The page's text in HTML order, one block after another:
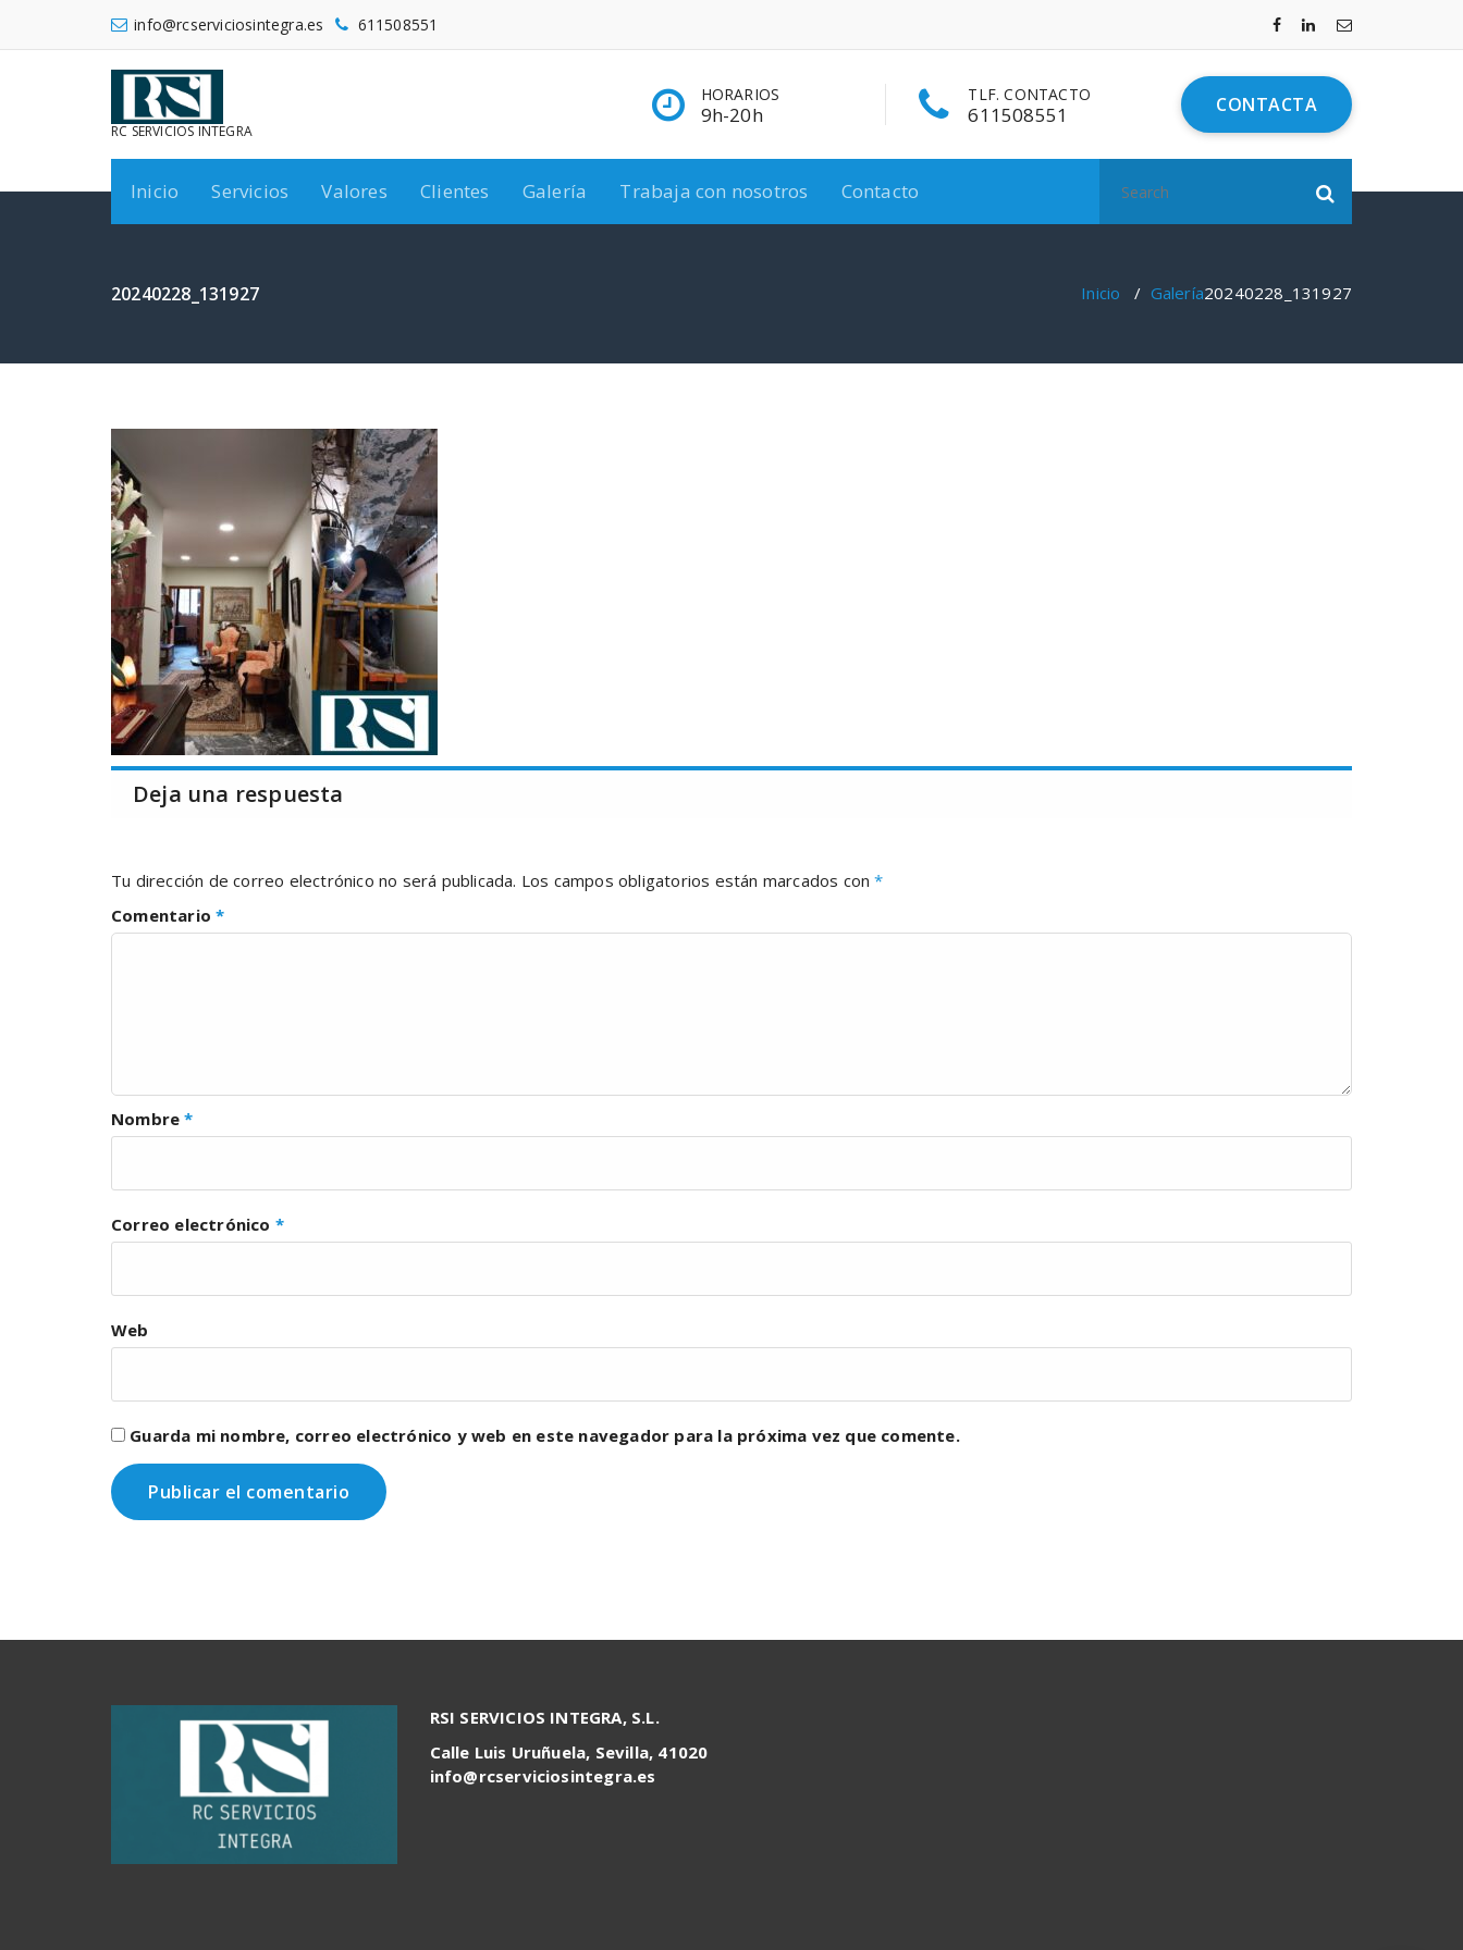
contenido
info@rcserviciosintegra.es 611508551
RC SERVICIOS INTEGRA
HORARIOS
9h-20h
TLF. CONTACTO
611508551 CONTACTA
Inicio Servicios Valores Clientes Galería Trabaja con nosotros Contacto
for:
20240228_131927 Inicio / Galería20240228_131927
Deja una respuesta
Tu dirección de correo electrónico no será publicada. Los campos obligatorios están marcados con*
Comentario*
Nombre*
Correo electrónico *
Web
Guarda mi nombre, correo electrónico y web en este navegador para la próxima vez que comente.
RSI SERVICIOS INTEGRA, S.L.
Calle Luis Uruñuela, Sevilla, 41020
info@rcserviciosintegra.es